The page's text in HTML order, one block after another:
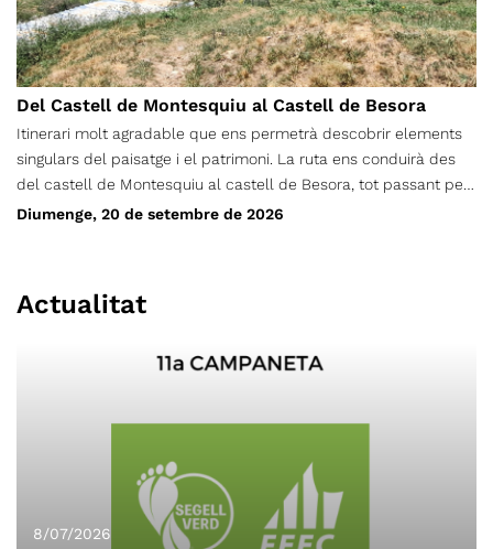
Del Castell de Montesquiu al Castell de Besora
Itinerari molt agradable que ens permetrà descobrir elements
singulars del paisatge i el patrimoni. La ruta ens conduirà des
del castell de Montesquiu al castell de Besora, tot passant pel
pla del Revell i el collet de Mongia. De tornada passarem per
Diumenge, 20 de setembre de 2026
Actualitat
8/07/2026